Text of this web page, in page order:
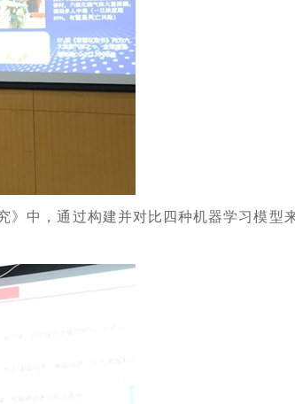
》中，通过构建并对比四种机器学习模型